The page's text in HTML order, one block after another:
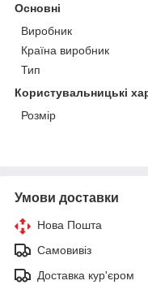
Основні
Виробник
Країна виробник
Тип
Користувальницькі
Розмір
Умови доставки
Нова Пошта
Самовивіз
Доставка кур'єром